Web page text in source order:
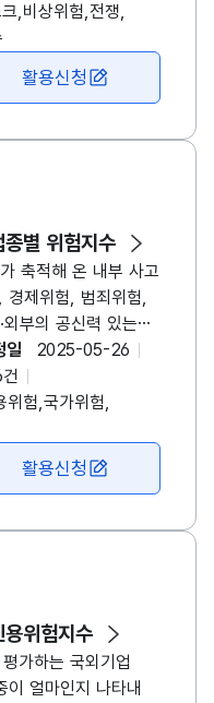
,비상위험,전쟁,
활용신청
별 위험지수
가 축적해 온 내부 사고
경제위험, 범죄위험,
부의 공신력 있는
일
2025-05-26
위험,국가위험,
활용신청
위험지수
가하는 국외기업
이 얼마인지 나타내